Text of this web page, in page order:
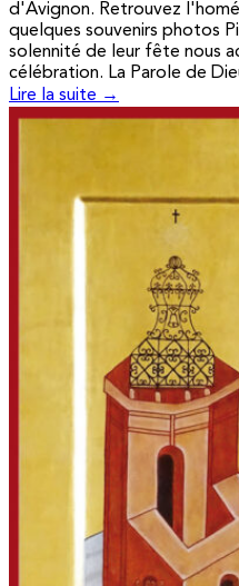
d'Avignon. Retrouvez
quelques souvenirs photos
solennité de leur fête nous
célébration. La Parole de
Lire la suite →